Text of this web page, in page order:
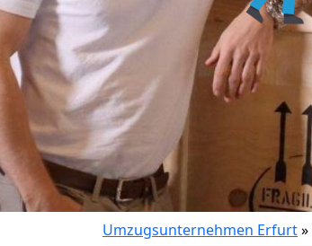
Umzugsunternehmen Erfurt»